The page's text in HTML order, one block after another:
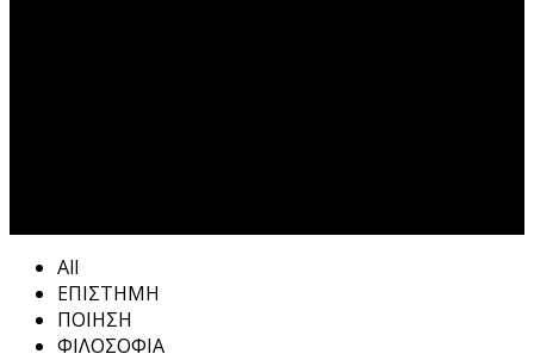
All
ΕΠΙΣΤΗΜΗ
ΠΟΙΗΣΗ
ΦΙΛΟΣΟΦΙΑ